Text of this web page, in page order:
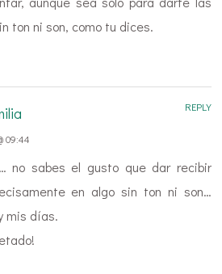
ton ni son, como tu dices.
09:44
no sabes el gusto que dar recibir
en algo sin ton ni son…
mis días.
REPLY